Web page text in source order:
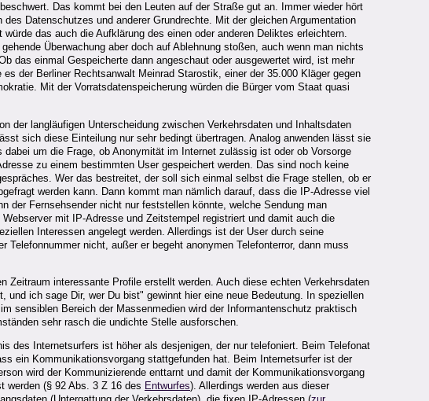
Das kommt bei den Leuten auf der Straße gut an. Immer wieder hört
Datenschutzes und anderer Grundrechte. Mit der gleichen Argumentation
das auch die Aufklärung des einen oder anderen Deliktes erleichtern.
Überwachung aber doch auf Ablehnung stoßen, auch wenn man nichts
das einmal Gespeicherte dann angeschaut oder ausgewertet wird, ist mehr
der Berliner Rechtsanwalt Meinrad Starostik, einer der 35.000 Kläger gegen
Mit der Vorratsdatenspeicherung würden die Bürger vom Staat quasi
der langläufigen Unterscheidung zwischen Verkehrsdaten und Inhaltsdaten
sich diese Einteilung nur sehr bedingt übertragen. Analog anwenden lässt sie
um die Frage, ob Anonymität im Internet zulässig ist oder ob Vorsorge
zu einem bestimmten User gespeichert werden. Das sind noch keine
Wer das bestreitet, der soll sich einmal selbst die Frage stellen, ob er
werden kann. Dann kommt man nämlich darauf, dass die IP-Adresse viel
der Fernsehsender nicht nur feststellen könnte, welche Sendung man
mit IP-Adresse und Zeitstempel registriert und damit auch die
Interessen angelegt werden. Allerdings ist der User durch seine
nicht, außer er begeht anonymen Telefonterror, dann muss
Zeitraum interessante Profile erstellt werden. Auch diese echten Verkehrsdaten
ich sage Dir, wer Du bist" gewinnt hier eine neue Bedeutung. In speziellen
sensiblen Bereich der Massenmedien wird der Informantenschutz praktisch
sehr rasch die undichte Stelle ausforschen.
des Internetsurfers ist höher als desjenigen, der nur telefoniert. Beim Telefonat
ein Kommunikationsvorgang stattgefunden hat. Beim Internetsurfer ist der
wird der Kommunizierende enttarnt und damit der Kommunikationsvorgang
werden (§ 92 Abs. 3 Z 16 des Entwurfes). Allerdings werden aus dieser